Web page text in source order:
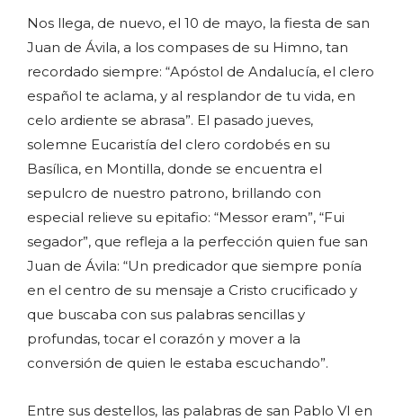
Nos llega, de nuevo, el 10 de mayo, la fiesta de san
Juan de Ávila, a los compases de su Himno, tan
recordado siempre: “Apóstol de Andalucía, el clero
español te aclama, y al resplandor de tu vida, en
celo ardiente se abrasa”. El pasado jueves,
solemne Eucaristía del clero cordobés en su
Basílica, en Montilla, donde se encuentra el
sepulcro de nuestro patrono, brillando con
especial relieve su epitafio: “Messor eram”, “Fui
segador”, que refleja a la perfección quien fue san
Juan de Ávila: “Un predicador que siempre ponía
en el centro de su mensaje a Cristo crucificado y
que buscaba con sus palabras sencillas y
profundas, tocar el corazón y mover a la
conversión de quien le estaba escuchando”.
Entre sus destellos, las palabras de san Pablo VI en